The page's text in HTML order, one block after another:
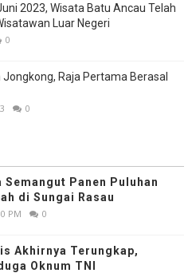
2023, Wisata Batu Ancau Telah
Luar Negeri
0
Jongkong, Raja Pertama Berasal
0
Semangut Panen Puluhan
di Sungai Rasau
PM 0
Akhirnya Terungkap,
Oknum TNI